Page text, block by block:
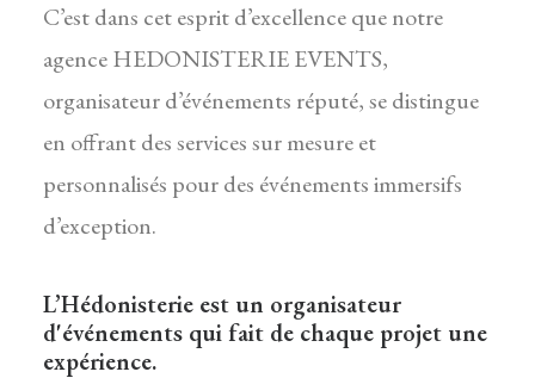
C’est dans cet esprit d’excellence que notre
agence HEDONISTERIE EVENTS,
organisateur d’événements réputé, se distingue
en offrant des services sur mesure et
personnalisés pour des événements immersifs
d’exception.
L’Hédonisterie est un organisateur
d'événements qui fait de chaque projet une
expérience.